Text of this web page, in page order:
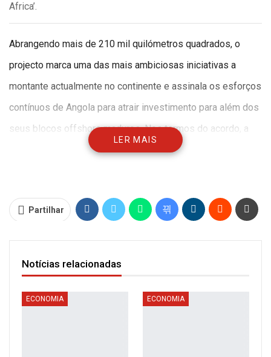
Africa’.
Abrangendo mais de 210 mil quilómetros quadrados, o
projecto marca uma das mais ambiciosas iniciativas a
montante actualmente no continente e assinala os esforços
contínuos de Angola para atrair investimento para além dos
seus blocos offshore maduros. Nos termos do acordo, a
ReconAfrica actuará como operador com uma participação
O acordo confere à ReconAfrica direitos exclusivos sobre a
qual a empresa efectuará avaliações geológicas e
comercial da área.
LER MAIS
Partilhar
Notícias relacionadas
ECONOMIA ECONOMIA